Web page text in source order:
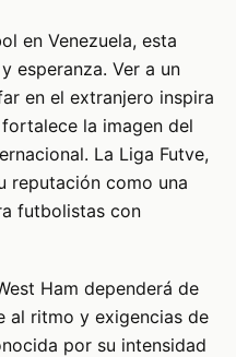
en Venezuela, esta
esperanza. Ver a un
en el extranjero inspira
la imagen del
La Liga Futve,
reputación como una
futbolistas con
Ham dependerá de
al ritmo y exigencias de
por su intensidad